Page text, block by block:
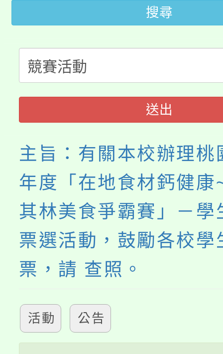
桃園市115學年度學生
代理(課)教師甄選結果(
公告本校115學年度第
轉知中國文化大學推廣
《TA101》溝通分析基
程，歡迎學生輔導中心
心理、諮商輔導、社會
系所師生報名參加。
搜尋
送出
主旨：有關本校辦理
年度「在地食材鈣健康
其林美食爭霸賽」－學
票選活動，鼓勵各校學
票，請 查照。
活動 公告